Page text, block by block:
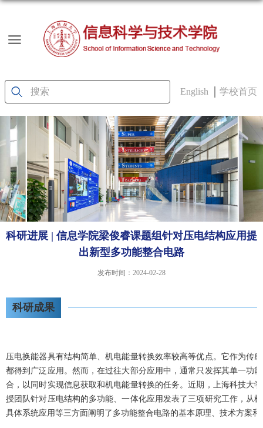
English 学校首页
科研进展 | 信息学院梁俊睿课题组针对压电结构应用提
出新型多功能整合电路
发布时间：2024-02-28
科研成果
压电换能器具有结构简单、机电能量转换效率较高等优点。它作为传
都得到广泛应用。然而，在过往大部分应用中，通常只发挥其单一功
合，以同时实现信息获取和机电能量转换的任务。近期，上海科技大
授团队针对压电结构的多功能、一体化应用发表了三项研究工作，从
具体系统应用等三方面阐明了多功能整合电路的基本原理、技术方案和